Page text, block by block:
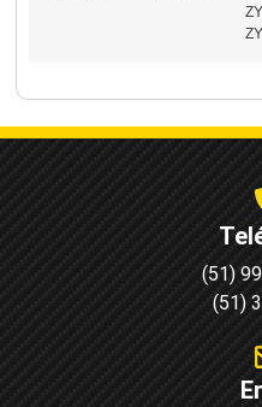
(51)
(51)